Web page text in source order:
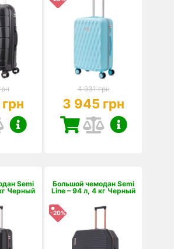
4 931 грн
3 945 грн
Semi
Черный
Большой чемодан Semi
Line – 94 л, 4 кг Черный
-20%